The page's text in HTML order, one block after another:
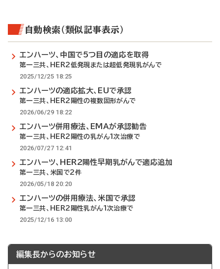
自動検索（類似記事表示）
エンハーツ、中国で5つ目の適応を取得
第一三共、HER2低発現または超低発現乳がんで
2025/12/25 18:25
エンハーツの適応拡大、EUで承認
第一三共、HER2陽性の複数固形がんで
2026/06/29 18:22
エンハーツ併用療法、EMAが承認勧告
第一三共、HER2陽性の乳がん1次治療で
2026/07/27 12:41
エンハーツ、HER2陽性早期乳がんで適応追加
第一三共、米国で2件
2026/05/18 20:20
エンハーツの併用療法、米国で承認
第一三共、HER2陽性乳がん1次治療で
2025/12/16 13:00
編集長からのお知らせ